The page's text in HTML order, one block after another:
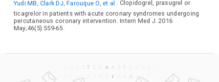
Yudi MB, Clark DJ, Farouque O, et al . Clopidogrel, prasugrel or
ticagrelor in patients with acute coronary syndromes undergoing
percutaneous coronary intervention. Intern Med J. 2016
May;46(5):559-65.